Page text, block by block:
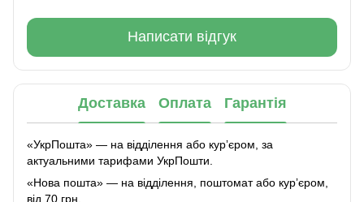
Написати відгук
Доставка Оплата Гарантія
«УкрПошта» — на відділення або курʼєром, за
актуальними тарифами УкрПошти.
«Нова пошта» — на відділення, поштомат або курʼєром,
від 70 грн.